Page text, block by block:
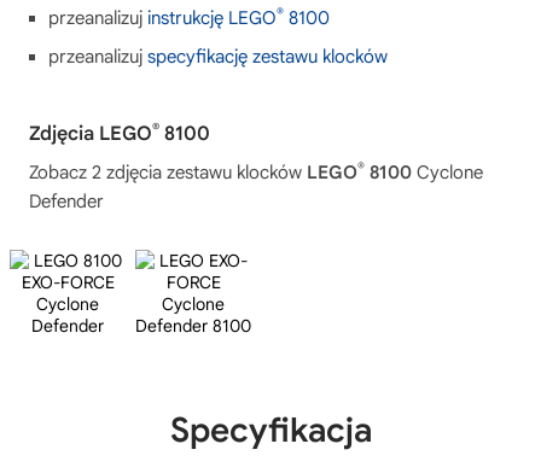
przeanalizuj instrukcję LEGO® 8100
przeanalizuj specyfikację zestawu klocków
Zdjęcia LEGO® 8100
Zobacz 2 zdjęcia zestawu klocków LEGO® 8100 Cyclone
Defender
Specyfikacja